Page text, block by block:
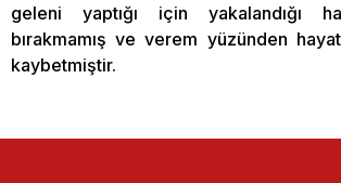
geleni yaptığı için yakalandığı
bırakmamış ve verem yüzünden
kaybetmiştir.